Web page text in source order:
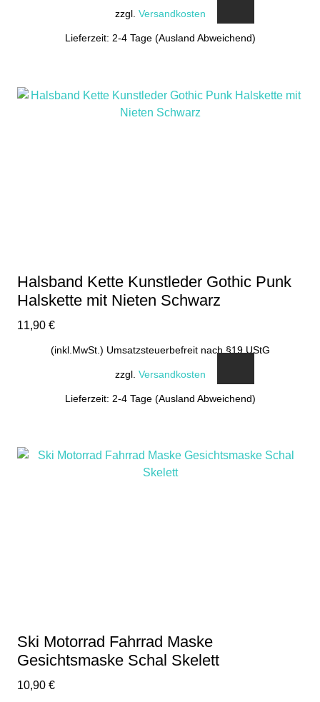
zzgl. Versandkosten
Lieferzeit: 2-4 Tage (Ausland Abweichend)
Halsband Kette Kunstleder Gothic Punk
Halskette mit Nieten Schwarz
11,90 €
(inkl.MwSt.) Umsatzsteuerbefreit nach §19 UStG
zzgl. Versandkosten
Lieferzeit: 2-4 Tage (Ausland Abweichend)
Ski Motorrad Fahrrad Maske
Gesichtsmaske Schal Skelett
10,90 €